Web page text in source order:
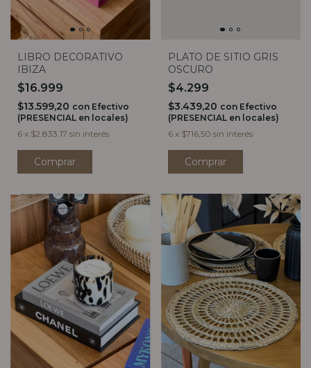
LIBRO DECORATIVO
IBIZA
$16.999
$13.599,20 con Efectivo
(PRESENCIAL en locales)
6 x $2.833,17 sin interés
PLATO DE SITIO GRIS
OSCURO
$4.299
$3.439,20 con Efectivo
(PRESENCIAL en locales)
6 x $716,50 sin interés